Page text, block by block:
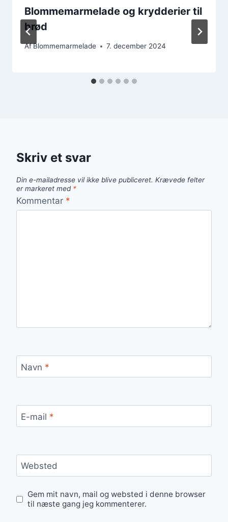
Blommemarmelade og krydderier til
brød
AfBlommemarmelade 7. december 2024
Skriv et svar
Din e-mailadresse vil ikke blive publiceret. Krævede felter
er markeret med *
Kommentar *
Navn *
E-mail *
Websted
Gem mit navn, mail og websted i denne browser
til næste gang jeg kommenterer.